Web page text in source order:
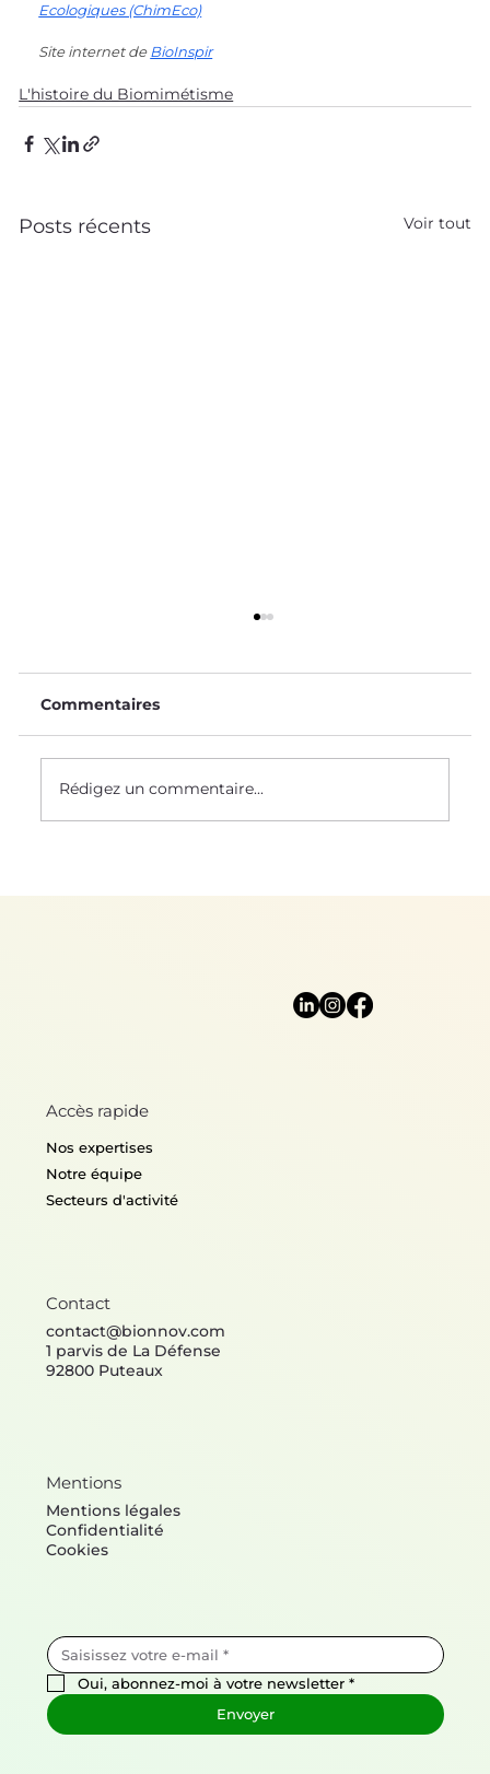
Ecologiques (ChimEco)
Site internet de BioInspir
L'histoire du Biomimétisme
Posts récents Voir tout
le biomimétisme
Commentaires
Rédigez un commentaire...
Oui, abonnez-moi à votre newsletter *
Envoyer
Accès rapide
Nos expertises
Notre équipe
Secteurs d'activité
Contact
contact@bionnov.com
1 parvis de La Défense
92800 Puteaux
Mentions
Mentions légales
Confidentialité
Cookies